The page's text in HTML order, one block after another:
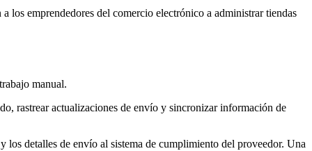
los emprendedores del comercio electrónico a administrar tiendas
manual.
rastrear actualizaciones de envío y sincronizar información de
detalles de envío al sistema de cumplimiento del proveedor. Una